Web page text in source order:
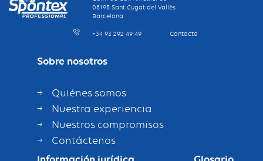
suelos
08195 Sant Cugat del Vallès
Barcelona
+34 93 292 49 49 Contacto
Sobre nosotros
Quiénes somos
Nuestra experiencia
Nuestros compromisos
Contáctenos